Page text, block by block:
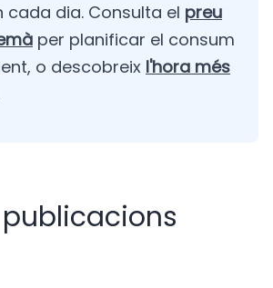
cada dia. Consulta el preu
per planificar el consum
o descobreix l'hora més